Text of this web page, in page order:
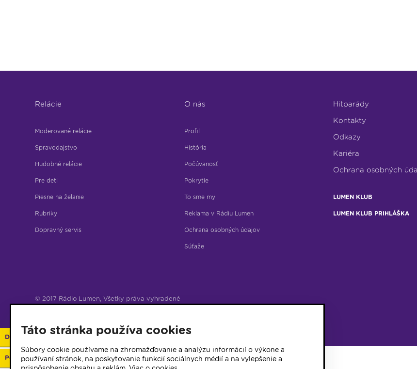
Relácie
Moderované relácie
Spravodajstvo
Hudobné relácie
Pre deti
Piesne na želanie
Rubriky
Dopravný servis
O nás
Profil
História
Počúvanosť
Pokrytie
To sme my
Reklama v Rádiu Lumen
Ochrana osobných údajov
Súťaže
Hitparády
Kontakty
Odkazy
Kariéra
Ochrana osobných
LUMEN KLUB
LUMEN KLUB PRIHLÁŠKA
© 2017 Rádio Lumen, Všetky práva vyhradené
Darujte 2%
Podporte vaše rádio
Táto stránka používa cookies
Súbory cookie používame na zhromažďovanie a analýzu informácií o výkone a
používaní stránok, na poskytovanie funkcií sociálnych médií a na vylepšenie a